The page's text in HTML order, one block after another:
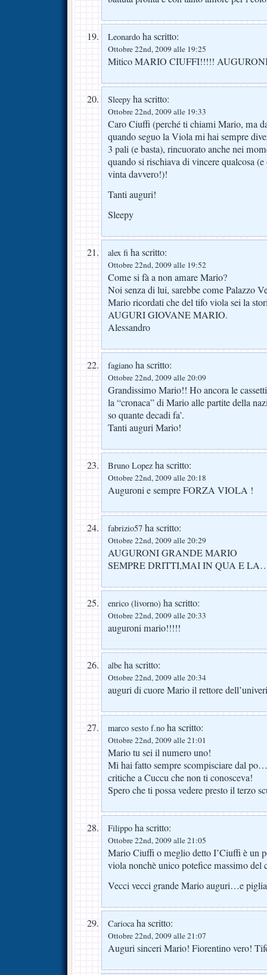
Leonardo ha scritto:
Ottobre 22nd, 2009 alle 19:25
Mitico MARIO CIUFFI!!!!!
Sleepy ha scritto:
Ottobre 22nd, 2009 alle 19:33
Caro Ciuffi (perché ti chiami Mario, ma
quando seguo la Viola mi hai sempre
3 pali (e basta), rincuorato anche nei
quando si rischiava di vincere qualcosa
vinta davvero!)!
Tanti auguri!
Sleepy
alex fi ha scritto:
Ottobre 22nd, 2009 alle 19:52
Come si fà a non amare Mario?
Noi senza di lui, sarebbe come Palazzo
Mario ricordati che del tifo viola sei la
AUGURI GIOVANE MARIO.
Alessandro
fagiano ha scritto:
Ottobre 22nd, 2009 alle 20:09
Grandissimo Mario!! Ho ancora le
la “cronaca” di Mario alle partite della
so quante decadi fa’.
Tanti auguri Mario!
Bruno Lopez ha scritto:
Ottobre 22nd, 2009 alle 20:18
Auguroni e sempre FORZA VIOLA !
fabrizio57 ha scritto:
Ottobre 22nd, 2009 alle 20:29
AUGURONI GRANDE MARIO
SEMPRE DRITTI,MAI IN QUA E
enrico (livorno) ha scritto:
Ottobre 22nd, 2009 alle 20:33
auguroni mario!!!!!
albe ha scritto:
Ottobre 22nd, 2009 alle 20:34
auguri di cuore Mario il rettore
marco sesto f.no ha scritto:
Ottobre 22nd, 2009 alle 21:01
Mario tu sei il numero uno!
Mi hai fatto sempre scompisciare dal
critiche a Cuccu che non ti conosceva!
Spero che ti possa vedere presto il terzo
Filippo ha scritto:
Ottobre 22nd, 2009 alle 21:05
Mario Ciuffi o meglio detto I’Ciuffi è un
viola nonchè unico potefice massimo
Vecci vecci grande Mario auguri…e
Cariocaha scritto:
Ottobre 22nd, 2009 alle 21:07
Auguri sinceri Mario! Fiorentino vero!